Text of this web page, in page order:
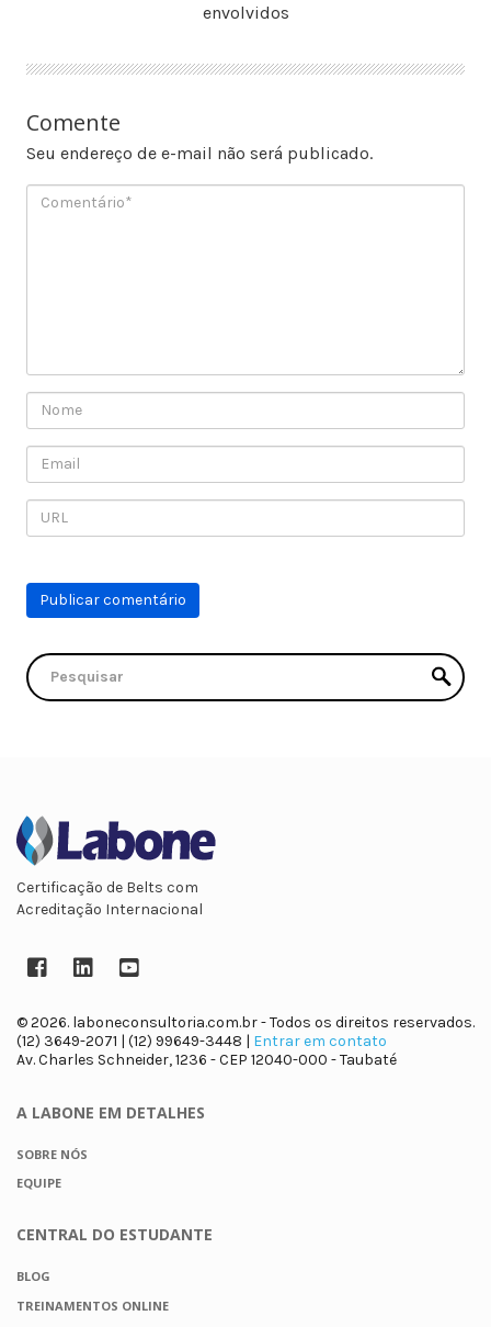
envolvidos
Comente
Seu endereço de e-mail não será publicado.
Certificação de Belts com
Acreditação Internacional
Facebook
LinkedInYouTube
© 2026. laboneconsultoria.com.br - Todos os direitos reservados.
(12) 3649-2071 | (12) 99649-3448 | Entrar em contato
Av. Charles Schneider, 1236 - CEP 12040-000 - Taubaté
A LABONE EM DETALHES
SOBRE NÓS
EQUIPE
CENTRAL DO ESTUDANTE
BLOG
TREINAMENTOS ONLINE